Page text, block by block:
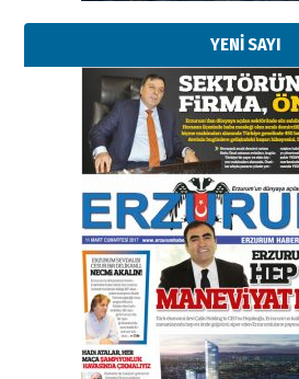
YENİ SAYI
Kenan GÜLERCİ
Murat Şahsuvaroğlu
çıtayı yukarı taşırken,
yönetimdekiler aşağı
çekmemeli!
17 Şubat 2026 SalıOrhan BOZKURT
Bir fotoğraf, bir şehir,
gazeteci… Dizginler
elinde?
31 Mart 2026 Salı
A. Berhan Yılmaz
BİR BÖLÜM DEĞİL, BİR
SEÇİYORSUNUZ… “NEDEN
ATATÜRK ÜNİVERSİTESİ?”
28 Temmuz 2026 Salı
Ahmet Gökhan YAZICI